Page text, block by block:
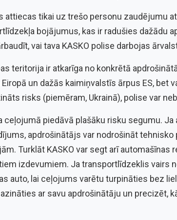
attiecas tikai uz trešo personu zaudējumu
bojājumus, kas ir radušies dažādu
vai tava KASKO polise darbojas
teritorija ir atkarīga no konkrētā
un dažās kaimiņvalstīs ārpus ES, bet
risks (piemēram, Ukrainā), polise var
ceļojumā piedāvā plašāku risku segumu.
apdrošinātājs var nodrošināt
Turklāt KASKO var segt arī automašīnas
izdevumiem. Ja transportlīdzeklis vairs
auto, lai ceļojums varētu turpināties bez
ar savu apdrošinātāju un precizēt,